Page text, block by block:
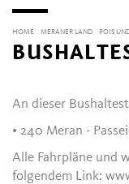
HOME MERANER LAND POIS
An dieser
• 240 Meran -
Alle Fahrpläne und
folgendem Link: